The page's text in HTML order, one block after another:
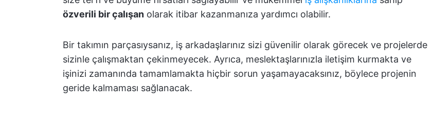
özverili bir çalışan olarak itibar kazanmanıza yardımcı olabilir.
Bir takımın parçasıysanız, iş arkadaşlarınız sizi güvenilir olarak görecek ve projelerde
sizinle çalışmaktan çekinmeyecek. Ayrıca, meslektaşlarınızla iletişim kurmakta ve
işinizi zamanında tamamlamakta hiçbir sorun yaşamayacaksınız, böylece projenin
geride kalmaması sağlanacak.